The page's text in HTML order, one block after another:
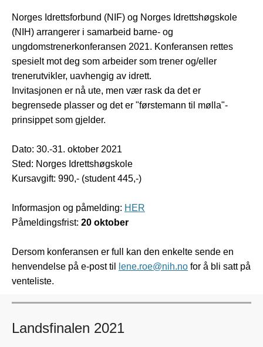
Norges Idrettsforbund (NIF) og Norges Idrettshøgskole
(NIH) arrangerer i samarbeid barne- og
ungdomstrenerkonferansen 2021. Konferansen rettes
spesielt mot deg som arbeider som trener og/eller
trenerutvikler, uavhengig av idrett.
Invitasjonen er nå ute, men vær rask da det er
begrensede plasser og det er "førstemann til mølla"-
prinsippet som gjelder.
Dato: 30.-31. oktober 2021
Sted: Norges Idrettshøgskole
Kursavgift: 990,- (student 445,-)
nformasjon og påmelding: HER
Påmeldingsfrist: 20 oktober
Dersom konferansen er full kan den enkelte sende en
henvendelse på e-post til
lene.roe@nih.no for å bli satt på
venteliste.
Landsfinalen 2021